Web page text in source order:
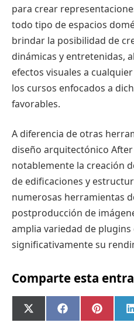
para crear
todo tipo de espacios
brindar la posibilidad de
dinámicas y entretenidas,
efectos visuales a
los cursos enfocados a
favorables.
A diferencia de otras
diseño arquitectónico
notablemente la creación
de edificaciones y
numerosas herramientas
postproducción de
amplia variedad de
significativamente su
Comparte esta
Compartir
en
X
(Twitter)
Compartir
en
Facebook
en